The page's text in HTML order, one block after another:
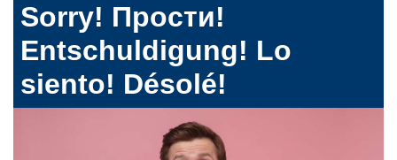
Sorry! Прости!
Entschuldigung! Lo
siento! Désolé!